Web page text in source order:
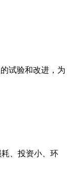
试验和改进，为
、投资小、环